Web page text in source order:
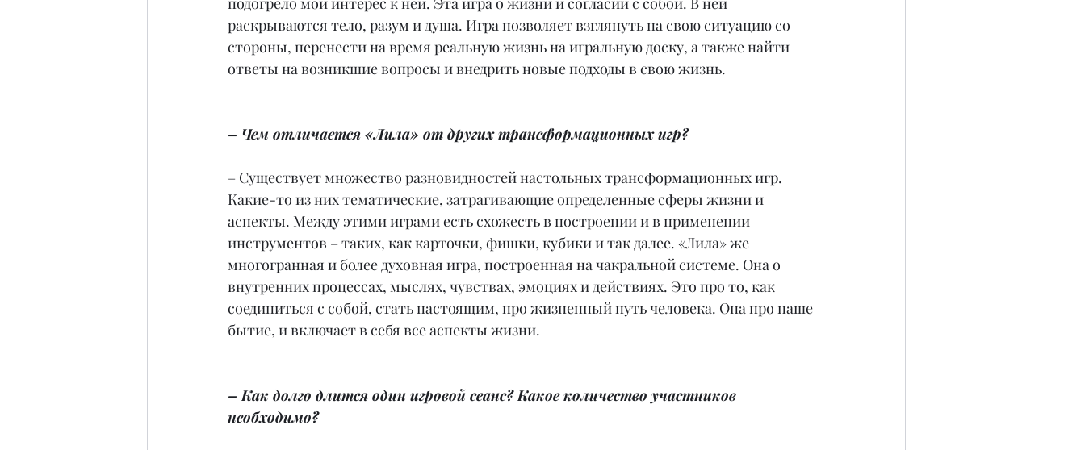
раскрываются тело, разум и душа. Игра позволяет взглянуть на свою ситуацию со
стороны, перенести на время реальную жизнь на игральную доску, а также найти
ответы на возникшие вопросы и внедрить новые подходы в свою жизнь.
– Чем отличается «Лила» от других трансформационных игр?
– Существует множество разновидностей настольных трансформационных игр.
Какие-то из них тематические, затрагивающие определенные сферы жизни и
аспекты. Между этими играми есть схожесть в построении и в применении
инструментов – таких, как карточки, фишки, кубики и так далее. «Лила» же
многогранная и более духовная игра, построенная на чакральной системе. Она о
внутренних процессах, мыслях, чувствах, эмоциях и действиях. Это про то, как
соединиться с собой, стать настоящим, про жизненный путь человека. Она про наше
бытие, и включает в себя все аспекты жизни.
– Как долго длится один игровой сеанс? Какое количество участников
необходимо?